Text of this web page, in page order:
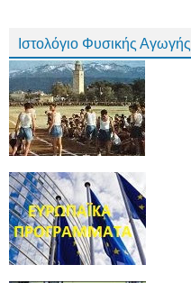
Ιστολόγιο Φυσικής Αγωγής